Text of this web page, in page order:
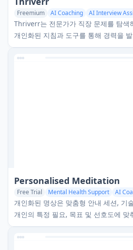
Freemium AI Coaching AI Interview
Thriverr는 전문가가 직장 문제를 탐색
개인화된 지침과 도구를 통해 경력을
는 AI 기반 경력 코칭 플랫폼입니다.
Personalised Meditation
Free Trial Mental Health Support
AI
AI Knowledge Management
개인화된 명상은 맞춤형 안내 세션, 기
개인의 특정 필요, 목표 및 선호도에 맞
김 실천입니다.